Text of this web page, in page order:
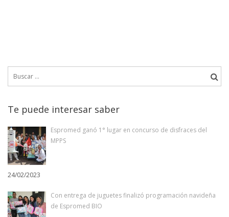
Te puede interesar saber
Espromed ganó 1° lugar en concurso de disfraces del
MPPS
24/02/2023
Con entrega de juguetes finalizó programación navideña
de Espromed BIO